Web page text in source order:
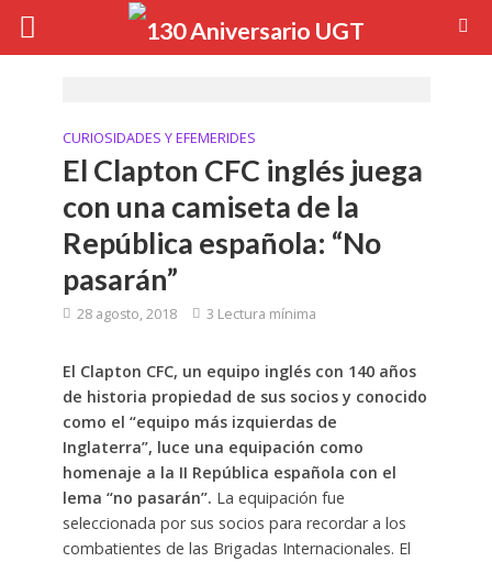
CURIOSIDADES Y EFEMERIDES
El Clapton CFC inglés juega
con una camiseta de la
República española: “No
pasarán”
28 agosto, 2018 3 Lectura mínima
El Clapton CFC, un equipo inglés con 140 años
de historia propiedad de sus socios y conocido
como el “equipo más izquierdas de
Inglaterra”, luce una equipación como
homenaje a la II República española con el
lema “no pasarán”. La equipación fue
seleccionada por sus socios para recordar a los
combatientes de las Brigadas Internacionales. El